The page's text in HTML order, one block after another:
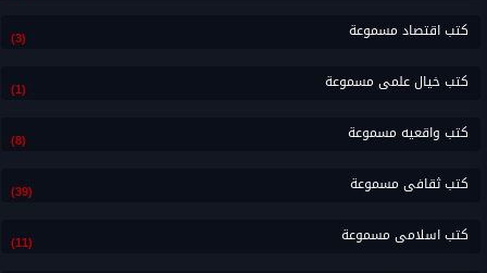
كتب اقتصاد مسموعة (3)
كتب خيال علمى مسموعة (1)
كتب واقعيه مسموعة (8)
كتب ثقافى مسموعة (39)
كتب اسلامى مسموعة (11)